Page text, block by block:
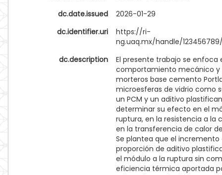
dc.date.issued
2026-01-29
dc.identifier.uri
https://ri-
ng.uaq.mx/handle/
dc.description
El presente trabajo se enfoca
comportamiento mecánico
morteros base cemento
microesferas de vidrio como
un PCM y un aditivo
determinar su efecto en el
ruptura, en la resistencia a la
en la transferencia de calor
Se plantea que el incremento
proporción de aditivo
el módulo a la ruptura sin
eficiencia térmica aportada